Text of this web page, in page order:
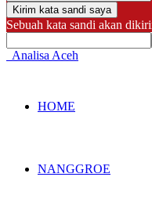
Sebuah kata sandi akan
Analisa Aceh
HOME
NANGGROE